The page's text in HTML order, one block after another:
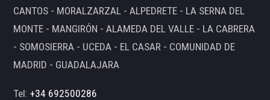
CANTOS - MORALZARZAL - ALPEDRETE - LA SERNA DEL
MONTE - MANGIRÓN - ALAMEDA DEL VALLE - LA CABRERA
- SOMOSIERRA - UCEDA - EL CASAR - COMUNIDAD DE
MADRID - GUADALAJARA
Tel:+34 692500286